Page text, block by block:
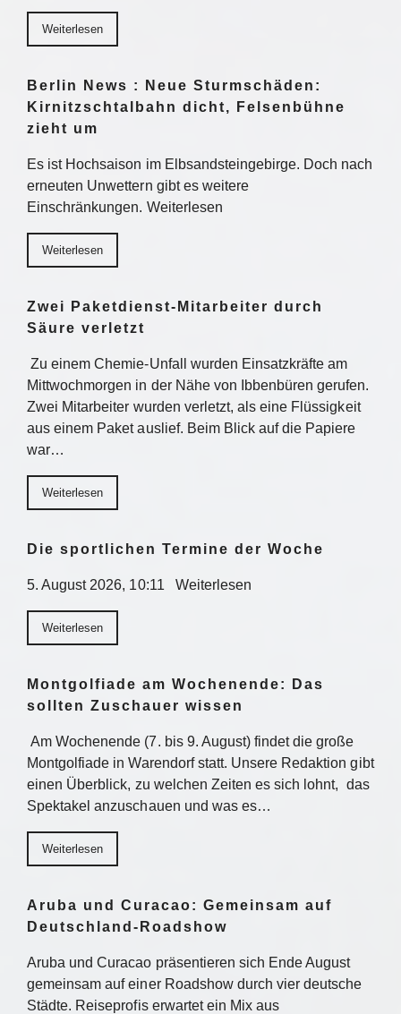
Weiterlesen
Berlin News : Neue Sturmschäden:
Kirnitzschtalbahn dicht, Felsenbühne
zieht um
Es ist Hochsaison im Elbsandsteingebirge. Doch nach
erneuten Unwettern gibt es weitere
Einschränkungen. Weiterlesen
Weiterlesen
Zwei Paketdienst-Mitarbeiter durch
Säure verletzt
Zu einem Chemie-Unfall wurden Einsatzkräfte am
Mittwochmorgen in der Nähe von Ibbenbüren gerufen.
Zwei Mitarbeiter wurden verletzt, als eine Flüssigkeit
aus einem Paket auslief. Beim Blick auf die Papiere
war…
Weiterlesen
Die sportlichen Termine der Woche
5. August 2026, 10:11 Weiterlesen
Weiterlesen
Montgolfiade am Wochenende: Das
sollten Zuschauer wissen
Am Wochenende (7. bis 9. August) findet die große
Montgolfiade in Warendorf statt. Unsere Redaktion gibt
einen Überblick, zu welchen Zeiten es sich lohnt, das
Spektakel anzuschauen und was es…
Weiterlesen
Aruba und Curacao: Gemeinsam auf
Deutschland-Roadshow
Aruba und Curacao präsentieren sich Ende August
gemeinsam auf einer Roadshow durch vier deutsche
Städte. Reiseprofis erwartet ein Mix aus